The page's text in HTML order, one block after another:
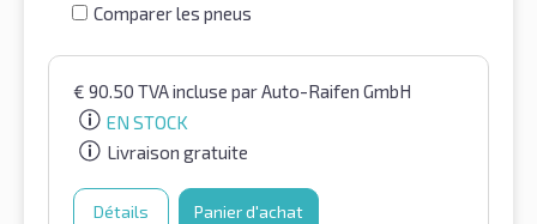
Comparer les pneus
€ 90.50 TVA incluse par Auto-Raifen GmbH
EN STOCK
Livraison gratuite
Détails Panier d'achat